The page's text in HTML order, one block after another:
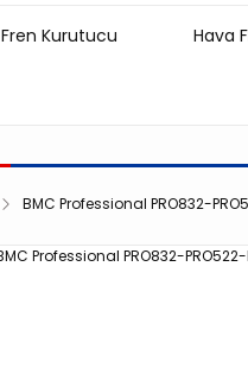
Fren Kurutucu Hava
BMC Professional PRO832-